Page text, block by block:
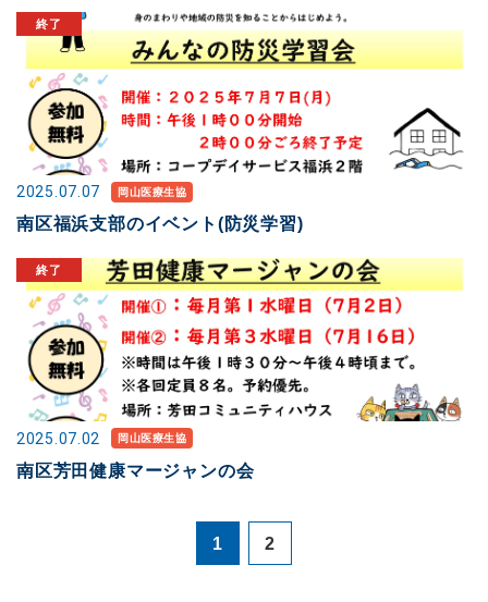
2025.07.07 岡山医療生協
南区福浜支部のイベント(防災学習)
2025.07.02 岡山医療生協
南区芳田健康マージャンの会
1 2